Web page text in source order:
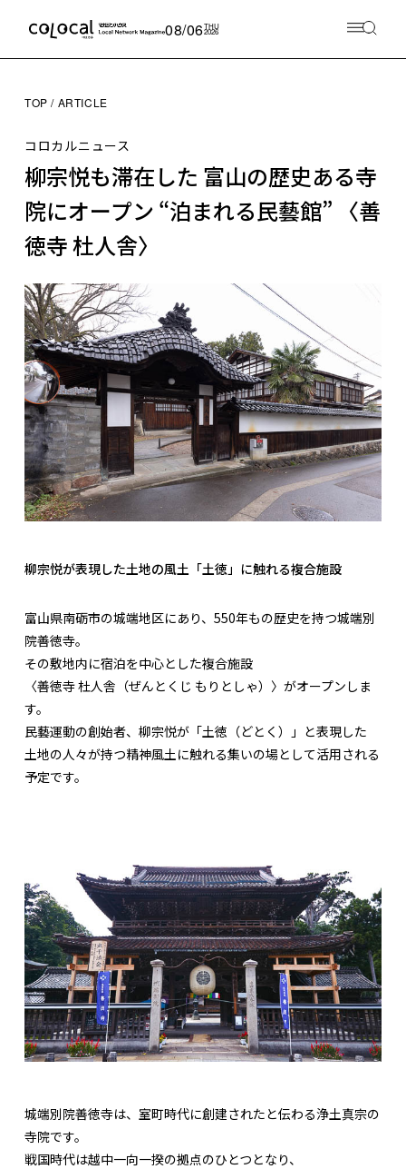
08/06THU
2026
TOP ARTICLE
コロカルニュース
柳宗悦も滞在した 富山の歴史ある寺
院にオープン “泊まれる民藝館” 〈善
徳寺 杜人舎〉
柳宗悦が表現した土地の風土「土徳」に触れる複合施設
富山県南砺市の城端地区にあり、550年もの歴史を持つ城端別
院善徳寺。
その敷地内に宿泊を中心とした複合施設
〈善徳寺 杜人舎（ぜんとくじ もりとしゃ）〉がオープンしま
す。
民藝運動の創始者、柳宗悦が「土徳（どとく）」と表現した
土地の人々が持つ精神風土に触れる集いの場として活用される
予定です。
城端別院善徳寺は、室町時代に創建されたと伝わる浄土真宗の
寺院です。
戦国時代は越中一向一揆の拠点のひとつとなり、